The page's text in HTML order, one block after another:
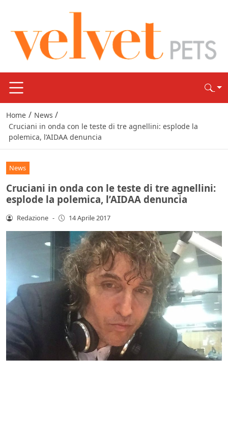
Home / News /
Cruciani in onda con le teste di tre agnellini: esplode la
polemica, l’AIDAA denuncia
News
Cruciani in onda con le teste di tre agnellini:
esplode la polemica, l’AIDAA denuncia
Redazione - 14 Aprile 2017